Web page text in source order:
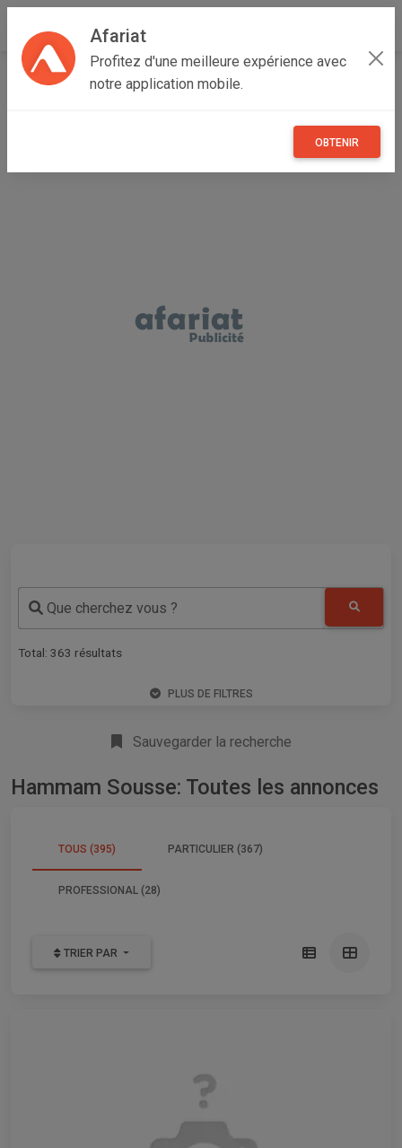
Afariat
Profitez d'une meilleure expérience avec
notre application mobile.
OBTENIR
Accueil Recherche Cap bon - Sahel
Que cherchez vous ?
Total: 363 résultats
PLUS DE FILTRES
Sauvegarder la recherche
Hammam Sousse: Toutes les annonces
TOUS (395) PARTICULIER (367)
PROFESSIONAL (28)
TRIER PAR